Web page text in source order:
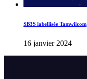
SB3S labellisée Tamwilcom
16 janvier 2024